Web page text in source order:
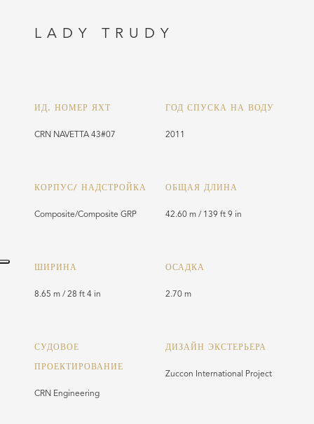
LADY TRUDY
ИД. НОМЕР ЯХТ
CRN NAVETTA 43#07
ГОД СПУСКА НА ВОДУ
2011
КОРПУС/ НАДСТРОЙКА
Composite/Composite GRP
ОБЩАЯ ДЛИНА
42.60 m / 139 ft 9 in
ШИРИНА
8.65 m / 28 ft 4 in
ОСАДКА
2.70 m
СУДОВОЕ
ПРОЕКТИРОВАНИЕ
CRN Engineering
ДИЗАЙН ЭКСТЕРЬЕРА
Zuccon International Project